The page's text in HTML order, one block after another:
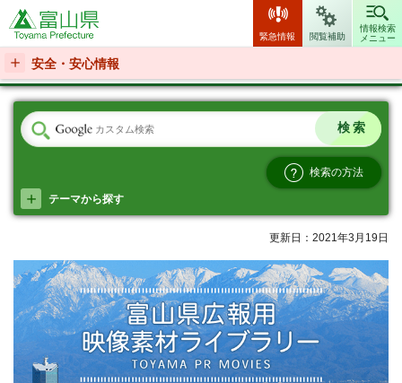
富山県
緊急情報 閲覧補助
情報検索
メニュー
安全・安心情報
検索の方法
テーマから探す
更新日：2021年3月19日